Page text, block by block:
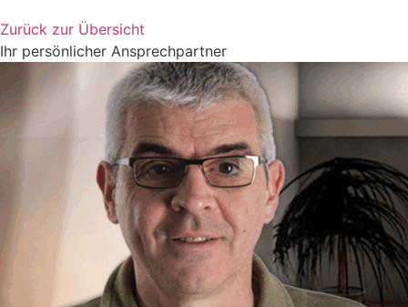
Zurück zur Übersicht
Ihr persönlicher Ansprechpartner